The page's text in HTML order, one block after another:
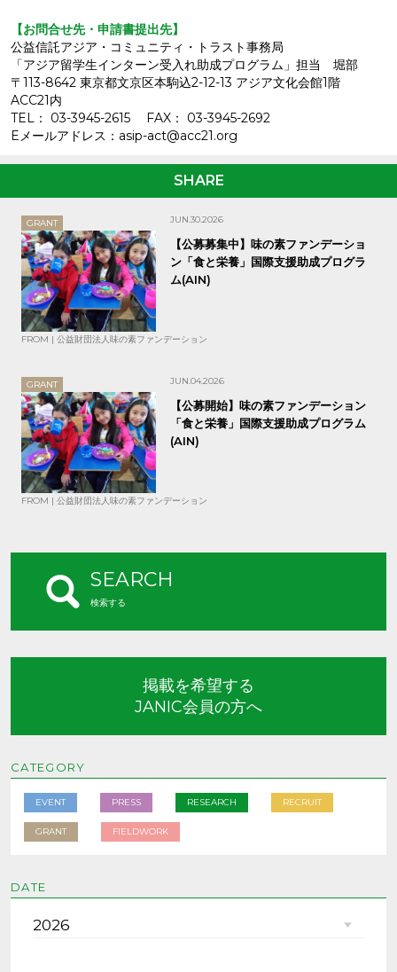
【お問合せ先・申請書提出先】
公益信託アジア・コミュニティ・トラスト事務局
「アジア留学生インターン受入れ助成プログラム」担当 堀部
〒113-8642 東京都文京区本駒込2-12-13 アジア文化会館1階
ACC21内
TEL： 03-3945-2615 FAX： 03-3945-2692
Eメールアドレス：asip-act@acc21.org
SHARE
GRANT JUN.30.2026
【公募募集中】味の素ファンデーショ
ン「食と栄養」国際支援助成プログラ
ム(AIN)
FROM | 公益財団法人味の素ファンデーション
GRANT JUN.04.2026
【公募開始】味の素ファンデーション
「食と栄養」国際支援助成プログラム
(AIN)
FROM | 公益財団法人味の素ファンデーション
SEARCH
検索する
掲載を希望する
JANIC会員の方へ
CATEGORY
EVENT PRESS RESEARCH RECRUIT
GRANT FIELDWORK
DATE
2026